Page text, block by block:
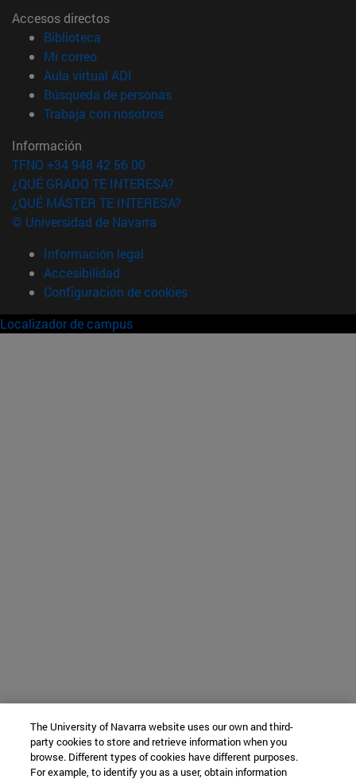
Accesos directos
Biblioteca
Mi correo(abre en nueva ventana)
Aula virtual ADI
Búsqueda de personas(abre en nueva ventana)
Trabaja con nosotros(abre en nueva ventana)
Información
TFNO +34 948 42 56 00
¿QUÉ GRADO TE INTERESA?
¿QUÉ MÁSTER TE INTERESA?
© Universidad de Navarra
Información legal
Accesibilidad
Configuración de cookies
Localizador de campus
The University of Navarra website uses our own and third-
party cookies to store and retrieve information when you
browse. Different types of cookies have different purposes.
For example, to identify you as a user, obtain information